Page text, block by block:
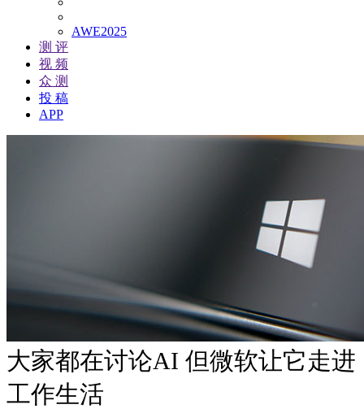
AWE2025
测 评
视 频
众 测
投 稿
APP
大家都在讨论AI 但微软让它走进
工作生活